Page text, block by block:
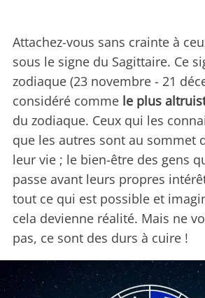
Attachez-vous sans crainte à
sous le signe du Sagittaire. Ce
zodiaque (23 novembre - 21
considéré comme le plus
du zodiaque. Ceux qui les
que les autres sont au sommet
leur vie ; le bien-être des gens
passe avant leurs propres
tout ce qui est possible et
cela devienne réalité. Mais ne
pas, ce sont des durs à cuire !